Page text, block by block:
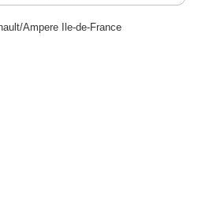
Ampere Ile-de-France